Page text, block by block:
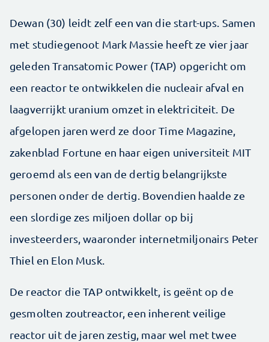
Dewan (30) leidt zelf een van die start-ups. Samen
met studiegenoot Mark Massie heeft ze vier jaar
geleden Transatomic Power (TAP) opgericht om
een reactor te ontwikkelen die nucleair afval en
laagverrijkt uranium omzet in elektriciteit. De
afgelopen jaren werd ze door Time Magazine,
zakenblad Fortune en haar eigen universiteit MIT
geroemd als een van de dertig belangrijkste
personen onder de dertig. Bovendien haalde ze
een slordige zes miljoen dollar op bij
investeerders, waaronder internetmiljonairs Peter
Thiel en Elon Musk.
De reactor die TAP ontwikkelt, is geënt op de
gesmolten zoutreactor, een inherent veilige
reactor uit de jaren zestig, maar wel met twee